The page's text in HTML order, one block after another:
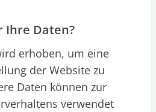
Ihre Daten?
erhoben, um eine
der Website zu
Daten können zur
verwendet